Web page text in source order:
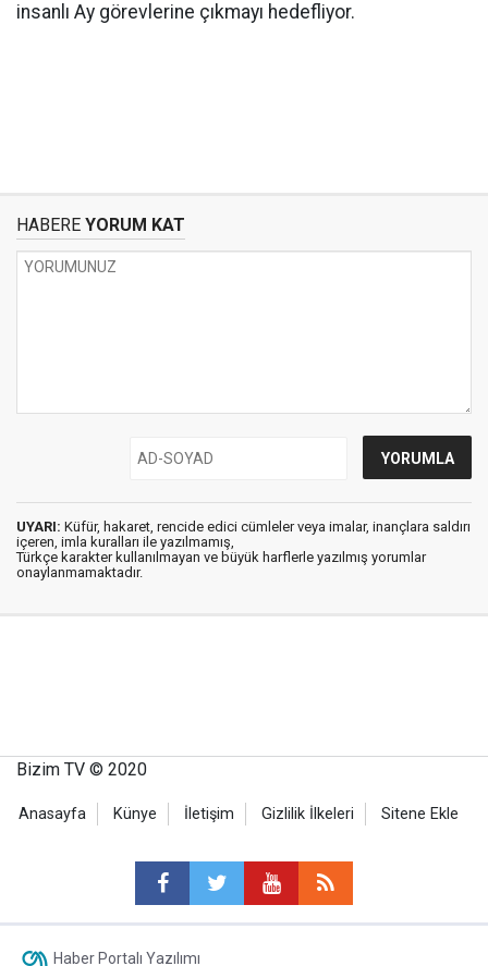
insanlı Ay görevlerine çıkmayı hedefliyor.
HABERE YORUM KAT
UYARI: Küfür, hakaret, rencide edici cümleler veya imalar, inançlara saldırı
içeren, imla kuralları ile yazılmamış,
Türkçe karakter kullanılmayan ve büyük harflerle yazılmış yorumlar
onaylanmamaktadır.
Bizim TV © 2020
Anasayfa Künye İletişim Gizlilik İlkeleri Sitene Ekle
Haber Portalı Yazılımı